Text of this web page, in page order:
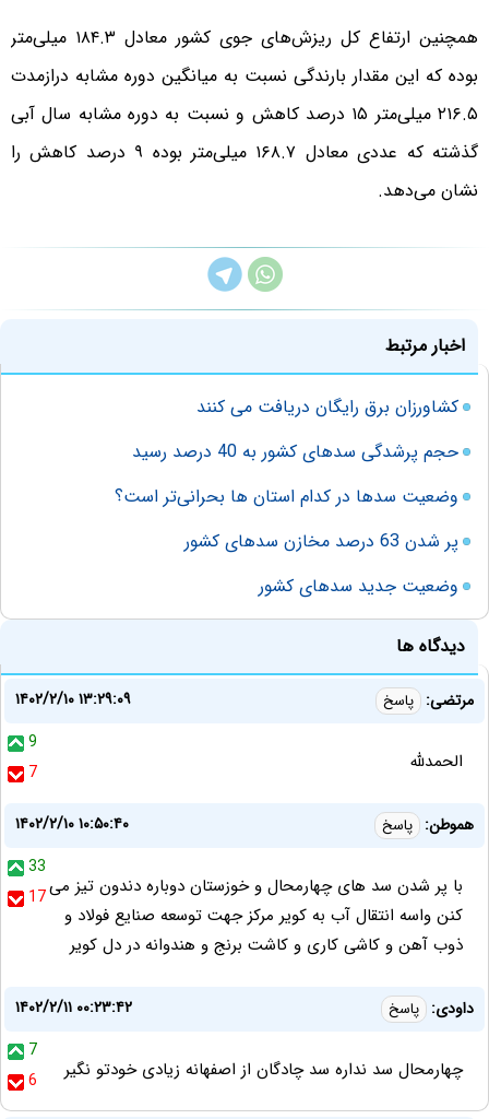
همچنین ارتفاع کل ریزش‌های جوی کشور معادل ۱۸۴.۳ میلی‌متر
بوده که این مقدار بارندگی نسبت به میانگین دوره مشابه درازمدت
۲۱۶.۵ میلی‌متر ۱۵ درصد کاهش و نسبت به دوره مشابه سال آبی
گذشته که عددی معادل ۱۶۸.۷ میلی‌متر بوده ۹ درصد کاهش را
نشان می‌دهد.
اخبار مرتبط
کشاورزان برق رایگان دریافت می کنند
حجم پرشدگی سدهای کشور به 40 درصد رسید
وضعیت سدها در کدام استان ها بحرانی‌تر است؟
پر شدن 63 درصد مخازن سدهای کشور
وضعیت جدید سدهای کشور
دیدگاه ها
مرتضی: پاسخ
۱۴۰۲/۲/۱۰ ۱۳:۲۹:۰۹
9
7
الحمدلله
هموطن: پاسخ
۱۴۰۲/۲/۱۰ ۱۰:۵۰:۴۰
33
17با پر شدن سد های چهارمحال و خوزستان دوباره دندون تیز می
کنن واسه انتقال آب به کویر مرکز جهت توسعه صنایع فولاد و
ذوب آهن و کاشی کاری و کاشت برنج و هندوانه در دل کویر
داودی: پاسخ
۱۴۰۲/۲/۱۱ ۰۰:۲۳:۴۲
7
6
چهارمحال سد نداره سد چادگان از اصفهانه زیادی خودتو نگیر